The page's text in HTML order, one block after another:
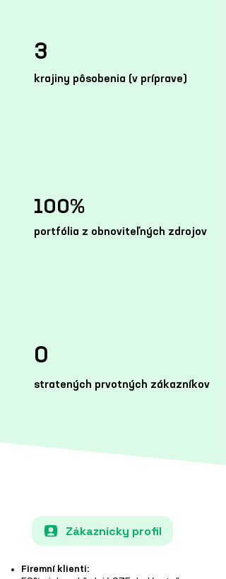
3
krajiny pôsobenia (v príprave)
100%
portfólia z obnoviteľných zdrojov
0
stratených prvotných zákazníkov
Zákaznícky profil
Firemní klienti: